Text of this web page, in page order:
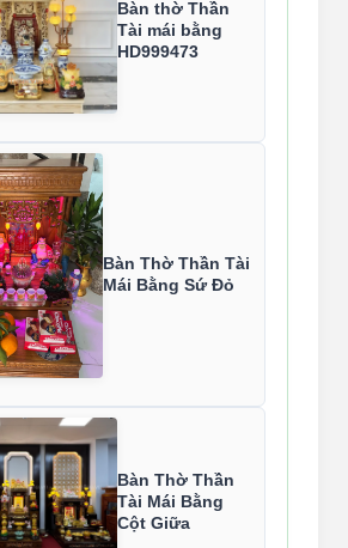
Bàn thờ Thần
Tài mái bằng
HD999473
Bàn Thờ Thần Tài
Mái Bằng Sứ Đỏ
Bàn Thờ Thần
Tài Mái Bằng
Cột Giữa